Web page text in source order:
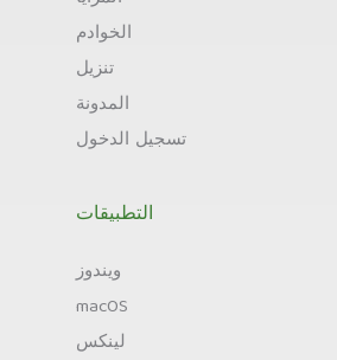
الخوادم
تنزيل
المدونة
تسجيل الدخول
التطبيقات
ويندوز
macOS
لينكس